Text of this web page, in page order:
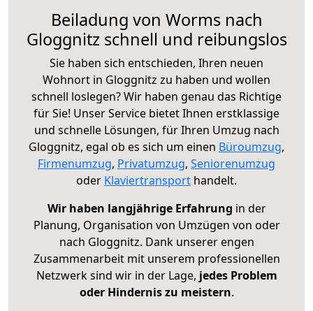
Beiladung von Worms nach
Gloggnitz schnell und reibungslos
Sie haben sich entschieden, Ihren neuen
Wohnort in Gloggnitz zu haben und wollen
schnell loslegen? Wir haben genau das Richtige
für Sie! Unser Service bietet Ihnen erstklassige
und schnelle Lösungen, für Ihren Umzug nach
Gloggnitz, egal ob es sich um einen Büroumzug,
Firmenumzug, Privatumzug, Seniorenumzug
oder Klaviertransport handelt.
Wir haben langjährige Erfahrung in der
Planung, Organisation von Umzügen von oder
nach Gloggnitz. Dank unserer engen
Zusammenarbeit mit unserem professionellen
Netzwerk sind wir in der Lage, jedes Problem
oder Hindernis zu meistern.